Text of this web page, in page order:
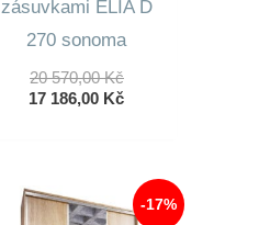
zásuvkami ELIA D
270 sonoma
20 570,00KčPůvodní
Cena
17 186,00 KčAktuální
186,00 Kč.
-17%